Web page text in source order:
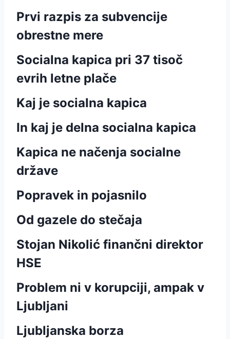
Prvi razpis za subvencije
obrestne mere
Socialna kapica pri 37 tisoč
evrih letne plače
Kaj je socialna kapica
In kaj je delna socialna kapica
Kapica ne načenja socialne
države
Popravek in pojasnilo
Od gazele do stečaja
Stojan Nikolić finančni direktor
HSE
Problem ni v korupciji, ampak v
Ljubljani
Ljubljanska borza